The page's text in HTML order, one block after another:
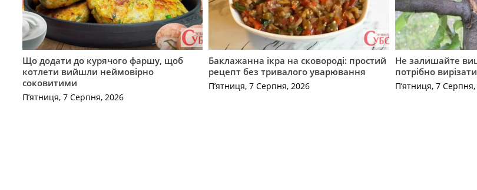
Що додати до курячого фаршу, щоб
котлети вийшли неймовірно
соковитими
П’ятниця, 7 Серпня, 2026
Баклажанна ікра на сковороді: простий
рецепт без тривалого уварювання
П’ятниця, 7 Серпня, 2026
Не залишайте
потрібно
П’ятниця, 7